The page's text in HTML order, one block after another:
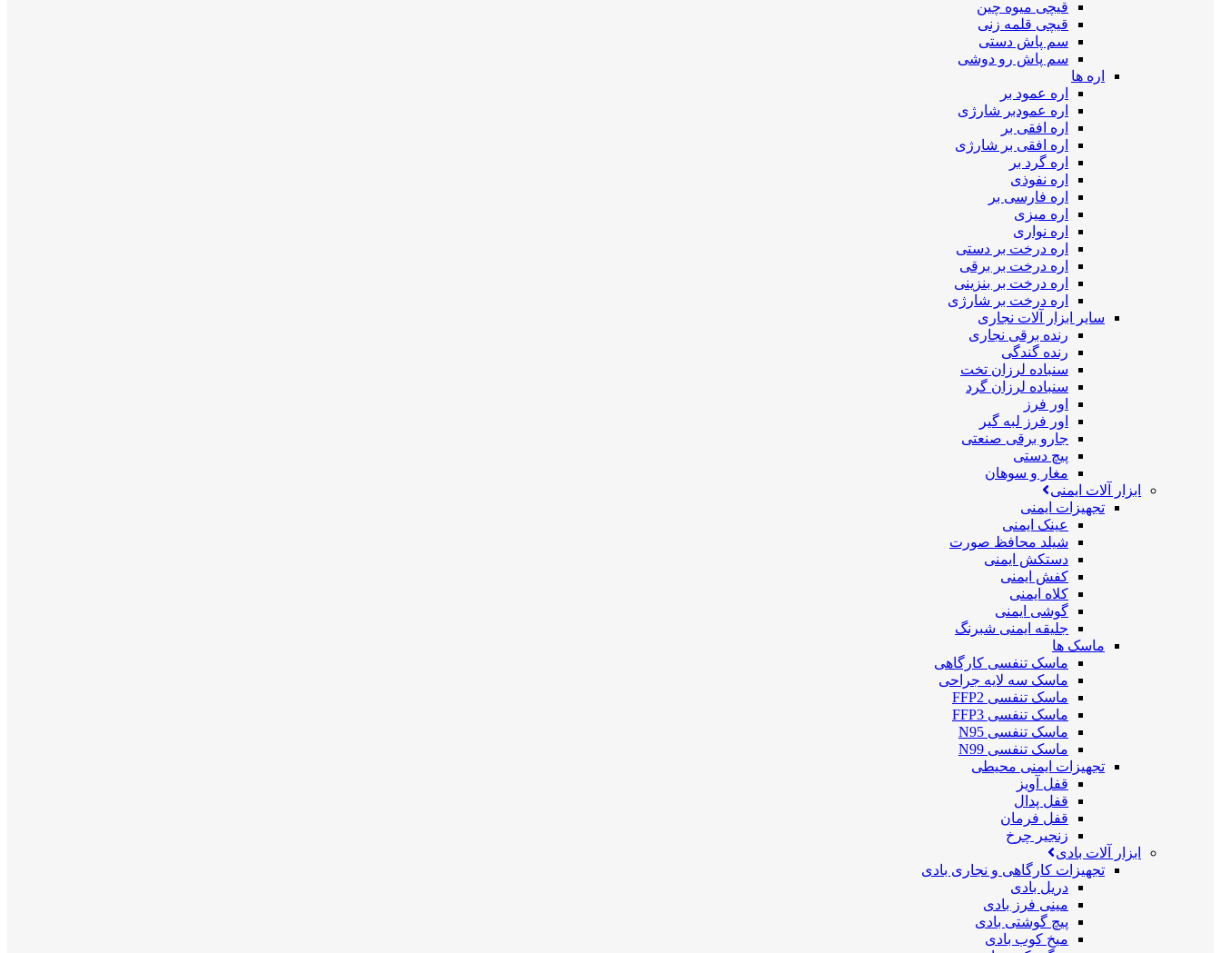
قیچی میوه چین
قیچی قلمه زنی
سم پاش دستی
سم پاش رو دوشی
اره ها
اره عمود بر
اره عمودبر شارژی
اره افقی بر
اره افقی بر شارژی
اره گرد بر
اره نفوذی
اره فارسی بر
اره میزی
اره نواری
اره درخت بر دستی
اره درخت بر برقی
اره درخت بر بنزینی
اره درخت بر شارژی
سایر ابزار آلات نجاری
رنده برقی نجاری
رنده گندگی
سنباده لرزان تخت
سنباده لرزان گرد
اور فرز
اور فرز لبه گیر
جارو برقی صنعتی
پیچ دستی
مغار و سوهان
ابزار آلات ایمنی
تجهیزات ایمنی
عینک ایمنی
شیلد محافظ صورت
دستکش ایمنی
کفش ایمنی
کلاه ایمنی
گوشی ایمنی
جلیقه ایمنی شبرنگ
ماسک ها
ماسک تنفسی کارگاهی
ماسک سه لایه جراحی
ماسک تنفسی FFP2
ماسک تنفسی FFP3
ماسک تنفسی N95
ماسک تنفسی N99
تجهیزات ایمنی محیطی
قفل آویز
قفل پدال
قفل فرمان
زنجیر چرخ
ابزار آلات بادی
تجهیزات کارگاهی و نجاری بادی
دریل بادی
مینی فرز بادی
پیچ گوشتی بادی
میخ کوب بادی